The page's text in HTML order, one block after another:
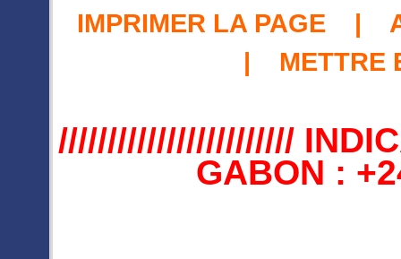
IMPRIMER LA PAGE|
| METTRE
////////////////////////
GABON :